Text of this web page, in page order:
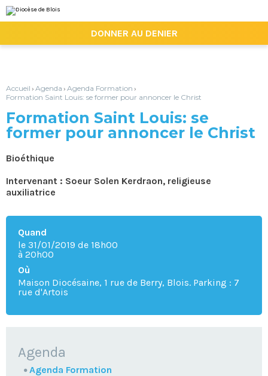
au
contenu.
la
personnels
DONNER AU DENIER
Accueil › Agenda › Agenda Formation ›
Formation Saint Louis: se former pour annoncer le Christ
Formation Saint Louis: se
former pour annoncer le Christ
Bioéthique
Intervenant : Soeur Solen Kerdraon, religieuse
auxiliatrice
Quand
le 31/01/2019 de 18h00
à 20h00
Où
Maison Diocésaine, 1 rue de Berry, Blois. Parking : 7
rue d'Artois
NAVIGATION
Agenda
Agenda Formation